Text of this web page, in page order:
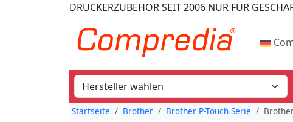
DRUCKERZUBEHÖRSEIT 2006 NUR FÜR
Startseite Brother Brother P-Touch Serie